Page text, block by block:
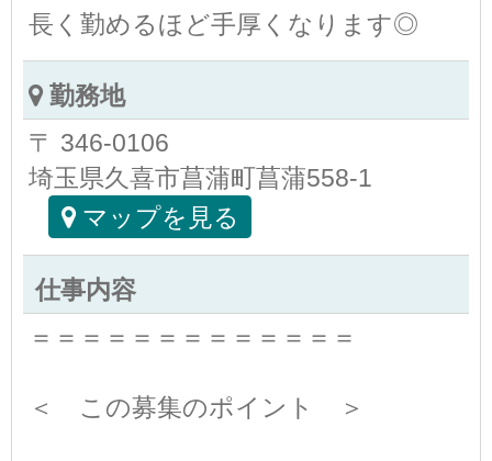
長く勤めるほど手厚くなります◎
勤務地
〒 346-0106
埼玉県久喜市菖蒲町菖蒲558-1
マップを見る
仕事内容
＝＝＝＝＝＝＝＝＝＝＝＝＝
＜ この募集のポイント ＞